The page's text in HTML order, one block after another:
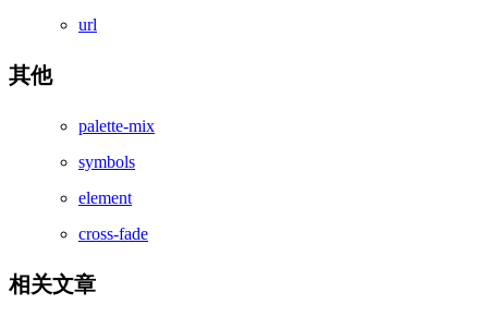
url
其他
palette-mix
symbols
element
cross-fade
相关文章